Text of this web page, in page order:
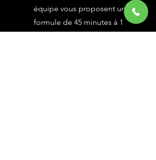
équipe vous proposent une
formule de 45 minutes à 1